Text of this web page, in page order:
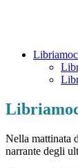
Nella mattinata
narrante degli